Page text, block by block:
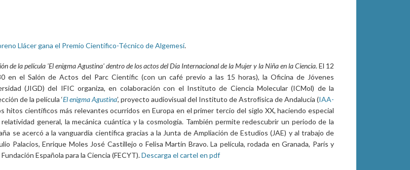
Llácer gana el Premio Científico-Técnico de Algemesí.
de la película 'El enigma Agustina' dentro de los actos del Día Internacional de la Mujer y la Niña en la Ciencia. El 12
en el Salón de Actos del Parc Científic (con un café previo a las 15 horas), la Oficina de Jóvenes
(JIGD) del IFIC organiza, en colaboración con el Instituto de Ciencia Molecular (ICMol) de la
de la película ‘El enigma Agustina’, proyecto audiovisual del Instituto de Astrofísica de Andalucía (IAA-
hitos científicos más relevantes ocurridos en Europa en el primer tercio del siglo XX, haciendo especial
general, la mecánica cuántica y la cosmología. También permite redescubrir un periodo de la
se acercó a la vanguardia científica gracias a la Junta de Ampliación de Estudios (JAE) y al trabajo de
Palacios, Enrique Moles José Castillejo o Felisa Martín Bravo. La película, rodada en Granada, París y
Española para la Ciencia (FECYT).Descarga el cartel en pdf